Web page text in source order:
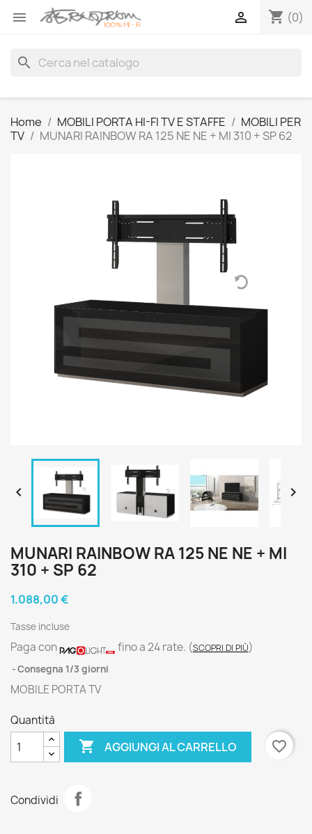
 shopping_cart (0)

search
Home MOBILI PORTA HI-FI TV E STAFFE
MOBILI PER
TV
MUNARI RAINBOW RA 125 NE NE + MI 310 + SP 62
 
MUNARI RAINBOW RA 125 NE NE + MI
310 + SP 62
1.088,00 €
Tasse incluse
Paga con fino a 24 rate. (SCOPRI DI PIÙ)
Consegna 1/3 giorni
MOBILE PORTA TV
Quantità
 AGGIUNGI AL CARRELLO favorite_border
Condividi